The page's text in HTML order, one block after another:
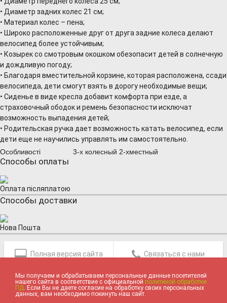
• Диаметр задних колес 21 см;
• Материал колес – пена;
• Широко расположенные друг от друга задние колеса делают
велосипед более устойчивым;
• Козырек со смотровым окошком обезопасит детей в солнечную
и дождливую погоду;
• Благодаря вместительной корзине, которая расположена, ссади
велосипеда, дети смогут взять в дорогу необходимые вещи;
• Сиденье в виде кресла добавит комфорта при езде, а
страховочный ободок и ремень безопасности исключат
возможность выпадения детей;
• Родительская ручка дает возможность катать велосипед, если
дети еще не научились управлять им самостоятельно.
Особливості
3-х колесный 2-хместный
Способы оплаты
Оплата післяплатою
Способы доставки
Нова Пошта
Полная версия сайта Связаться с нами
ИГРУШКИ И ТОВАРЫ ДЛЯ ДЕТЕЙ
Мы получаем и обрабатываем персональные данные посетителей
нашего сайта в соответствие с официальной политикой обработки
ПД . Если Вы не даете согласие на обработку своих персональных
данных, вам необходимо покинуть наш сайт.